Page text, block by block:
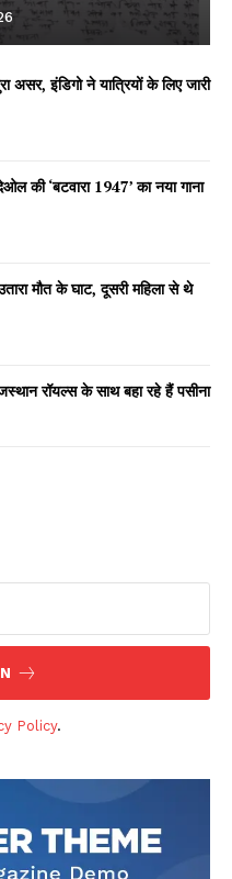
असर, इंडिगो ने यात्रियों के लिए जारी
की ‘बटवारा 1947’ का नया गाना
मौत के घाट, दूसरी महिला से थे
रॉयल्स के साथ बहा रहे हैं पसीना
Policy.